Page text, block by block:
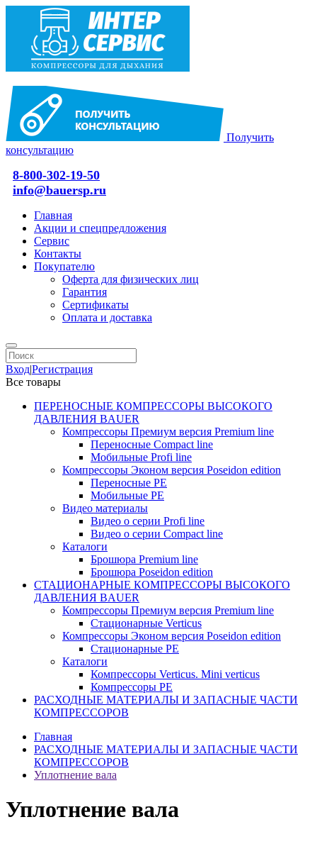
Получить
консультацию
8-800-302-19-50
info@bauersp.ru
Главная
Акции и спецпредложения
Сервис
Контакты
Покупателю
Оферта для физических лиц
Гарантия
Сертификаты
Оплата и доставка
Вход|Регистрация
Все товары
ПЕРЕНОСНЫЕ КОМПРЕССОРЫ ВЫСОКОГО
ДАВЛЕНИЯ BAUER
Компрессоры Премиум версия Premium line
Переносные Compact line
Мобильные Profi line
Компрессоры Эконом версия Poseidon edition
Переносные PE
Мобильные PE
Видео материалы
Видео о серии Profi line
Видео о серии Compact line
Каталоги
Брошюра Premium line
Брошюра Poseidon edition
СТАЦИОНАРНЫЕ КОМПРЕССОРЫ ВЫСОКОГО
ДАВЛЕНИЯ BAUER
Компрессоры Премиум версия Premium line
Стационарные Verticus
Компрессоры Эконом версия Poseidon edition
Стационарные PE
Каталоги
Компрессоры Verticus. Mini verticus
Компрессоры PE
РАСХОДНЫЕ МАТЕРИАЛЫ И ЗАПАСНЫЕ ЧАСТИ
КОМПРЕССОРОВ
Главная
РАСХОДНЫЕ МАТЕРИАЛЫ И ЗАПАСНЫЕ ЧАСТИ
КОМПРЕССОРОВ
Уплотнение вала
Уплотнение вала